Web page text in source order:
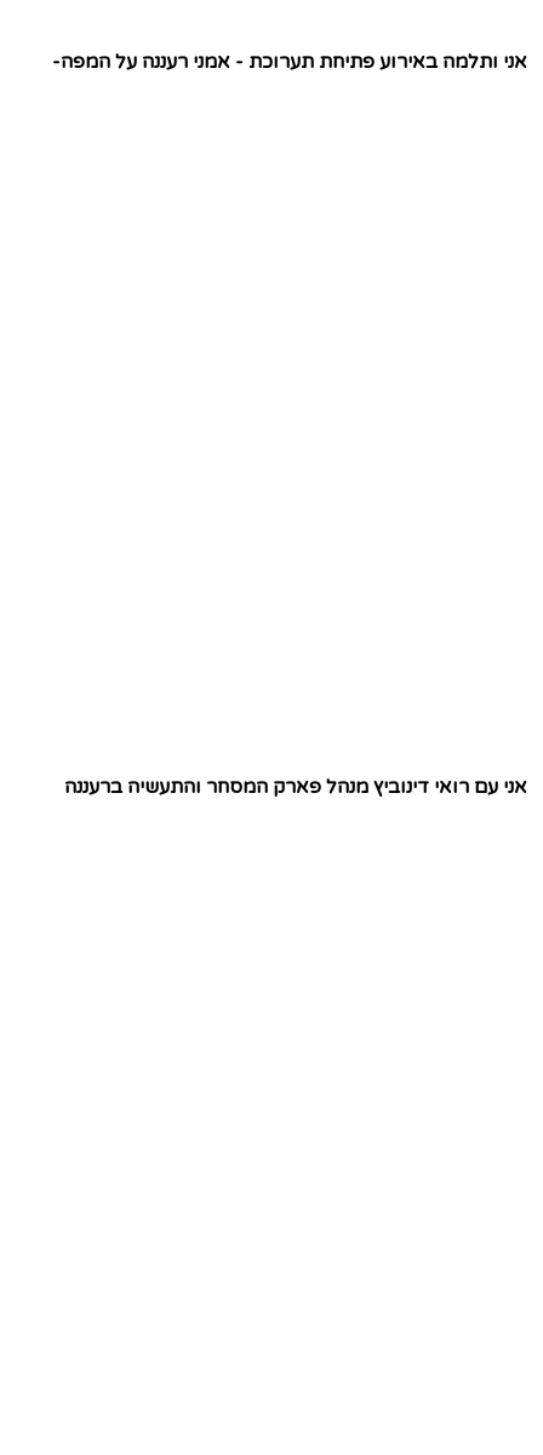
אני ותלמה באירוע פתיחת תערוכת - אמני רעננה על המפה-
אני עם רואי דינוביץ מנהל פארק המסחר והתעשיה ברעננה